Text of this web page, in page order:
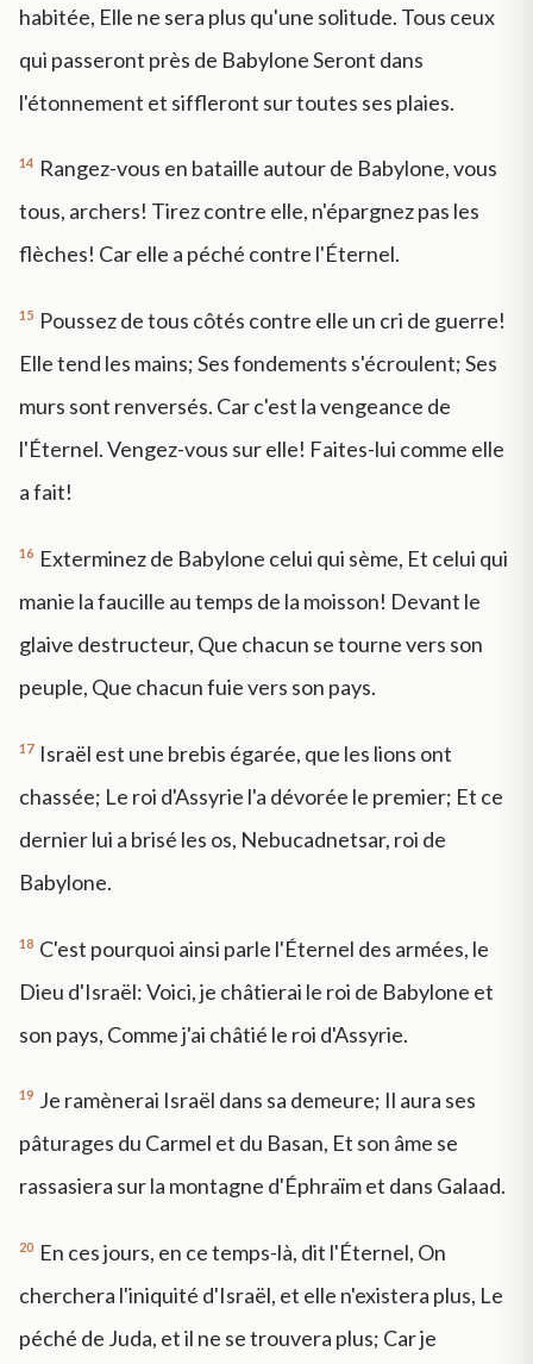
habitée, Elle ne sera plus qu'une solitude. Tous ceux
qui passeront près de Babylone Seront dans
l'étonnement et siffleront sur toutes ses plaies.
14 Rangez-vous en bataille autour de Babylone, vous
tous, archers! Tirez contre elle, n'épargnez pas les
flèches! Car elle a péché contre l'Éternel.
15 Poussez de tous côtés contre elle un cri de guerre!
Elle tend les mains; Ses fondements s'écroulent; Ses
murs sont renversés. Car c'est la vengeance de
l'Éternel. Vengez-vous sur elle! Faites-lui comme elle
a fait!
16 Exterminez de Babylone celui qui sème, Et celui qui
manie la faucille au temps de la moisson! Devant le
glaive destructeur, Que chacun se tourne vers son
peuple, Que chacun fuie vers son pays.
17 Israël est une brebis égarée, que les lions ont
chassée; Le roi d'Assyrie l'a dévorée le premier; Et ce
dernier lui a brisé les os, Nebucadnetsar, roi de
Babylone.
18 C'est pourquoi ainsi parle l'Éternel des armées, le
Dieu d'Israël: Voici, je châtierai le roi de Babylone et
son pays, Comme j'ai châtié le roi d'Assyrie.
19 Je ramènerai Israël dans sa demeure; Il aura ses
pâturages du Carmel et du Basan, Et son âme se
rassasiera sur la montagne d'Éphraïm et dans Galaad.
20 En ces jours, en ce temps-là, dit l'Éternel, On
cherchera l'iniquité d'Israël, et elle n'existera plus, Le
péché de Juda, et il ne se trouvera plus; Car je